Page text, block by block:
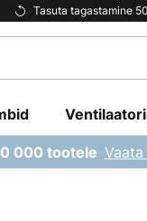
Tasuta tagastamine
000 tootele